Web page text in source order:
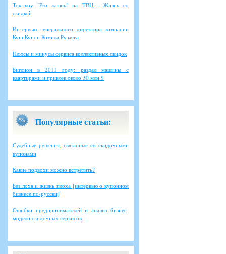
Ток-шоу "Pro жизнь" на ТВЦ - Жизнь со
скидкой
Интервью генерального директора компании
КупиКупон Комила Рузаева
Плюсы и минусы сервиса коллективных скидок
Биглион в 2011 году: раздал машины с
квартирами и привлек около 30 млн $
Популярные статьи:
Судебные решения, связанные со скидочными
купонами
Какие подвохи можно встретить?
Без лоха и жизнь плоха [интервью о купонном
бизнесе по-русски]
Ошибки предпринимателей и анализ бизнес-
модели скидочных сервисов